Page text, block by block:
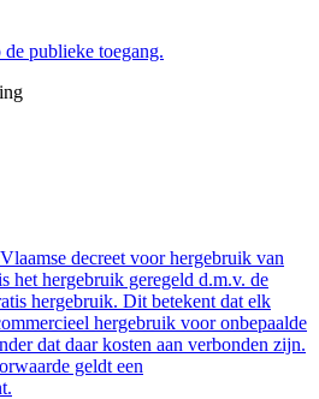
publieke toegang.
decreet voor hergebruik van
het hergebruik geregeld d.m.v. de
hergebruik. Dit betekent dat elk
hergebruik voor onbepaalde
dat daar kosten aan verbonden zijn.
geldt een